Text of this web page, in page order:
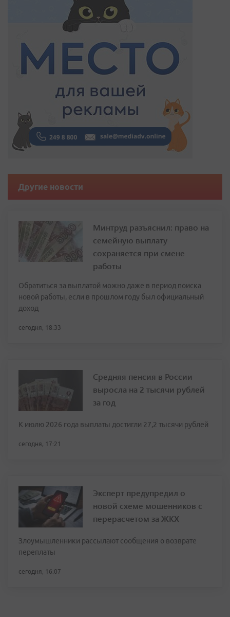
Другие новости
Минтруд разъяснил: право на
семейную выплату
сохраняется при смене
работы
Обратиться за выплатой можно даже в период поиска
новой работы, если в прошлом году был официальный
доход
сегодня, 18:33
Средняя пенсия в России
выросла на 2 тысячи рублей
за год
К июлю 2026 года выплаты достигли 27,2 тысячи рублей
сегодня, 17:21
Эксперт предупредил о
новой схеме мошенников с
перерасчетом за ЖКХ
Злоумышленники рассылают сообщения о возврате
переплаты
сегодня, 16:07